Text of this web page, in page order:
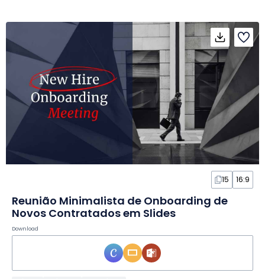
15 16:9
Reunião Minimalista de Onboarding de
Novos Contratados em Slides
Download